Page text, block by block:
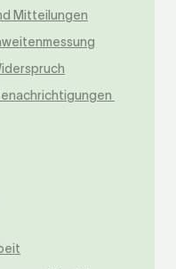
Mitteilungen